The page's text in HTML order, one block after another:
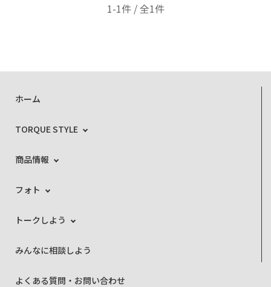
1-1件 / 全1件
ホーム
TORQUE STYLE
商品情報
フォト
トークしよう
みんなに相談しよう
よくある質問・お問い合わせ